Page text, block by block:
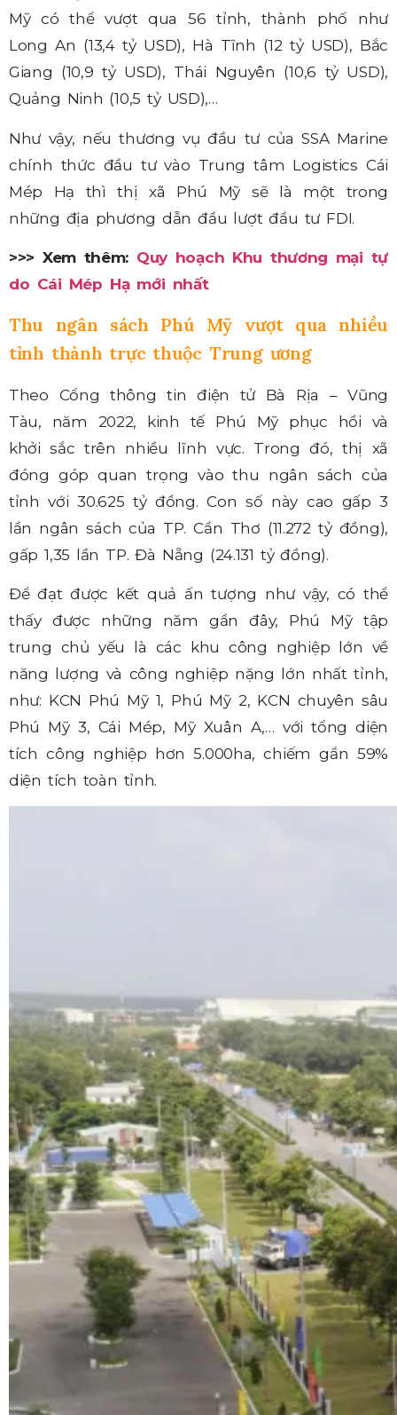
Mỹ có thể vượt qua 56 tỉnh, thành phố như
Long An (13,4 tỷ USD), Hà Tĩnh (12 tỷ USD), Bắc
Giang (10,9 tỷ USD), Thái Nguyên (10,6 tỷ USD),
Quảng Ninh (10,5 tỷ USD),…
Như vậy, nếu thương vụ đầu tư của SSA Marine
chính thức đầu tư vào Trung tâm Logistics Cái
Mép Hạ thì thị xã Phú Mỹ sẽ là một trong
những địa phương dẫn đầu lượt đầu tư FDI.
>>> Xem thêm: Quy hoạch Khu thương mại tự
do Cái Mép Hạ mới nhất
Thu ngân sách Phú Mỹ vượt qua nhiều
tỉnh thành trực thuộc Trung ương
Theo Cổng thông tin điện tử Bà Rịa – Vũng
Tàu, năm 2022, kinh tế Phú Mỹ phục hồi và
khởi sắc trên nhiều lĩnh vực. Trong đó, thị xã
đóng góp quan trọng vào thu ngân sách của
tỉnh với 30.625 tỷ đồng. Con số này cao gấp 3
lần ngân sách của TP. Cần Thơ (11.272 tỷ đồng),
gấp 1,35 lần TP. Đà Nẵng (24.131 tỷ đồng).
Để đạt được kết quả ấn tượng như vậy, có thể
thấy được những năm gần đây, Phú Mỹ tập
trung chủ yếu là các khu công nghiệp lớn về
năng lượng và công nghiệp nặng lớn nhất tỉnh,
như: KCN Phú Mỹ 1, Phú Mỹ 2, KCN chuyên sâu
Phú Mỹ 3, Cái Mép, Mỹ Xuân A,… với tổng diện
tích công nghiệp hơn 5.000ha, chiếm gần 59%
diện tích toàn tỉnh.